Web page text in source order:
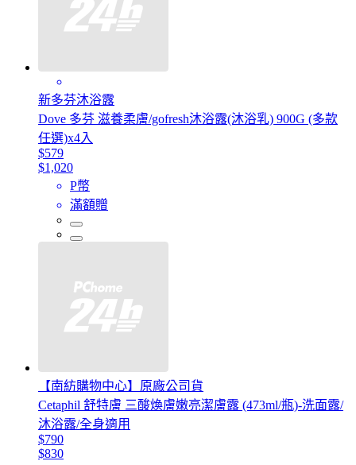
新多芬沐浴露
Dove 多芬 滋養柔膚/gofresh沐浴露(沐浴乳) 900G (多款
任選)x4入
$579
$1,020
P幣
滿額贈
【南紡購物中心】原廠公司貨
Cetaphil 舒特膚 三酸煥膚嫩亮潔膚露 (473ml/瓶)-洗面露/
沐浴露/全身適用
$790
$830